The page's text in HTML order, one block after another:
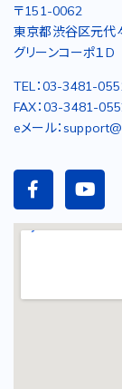
〒151-0062
東京都渋谷区元代
グリーンコーポ１D
TEL：03-3481-
FAX：03-3481-
eメール：